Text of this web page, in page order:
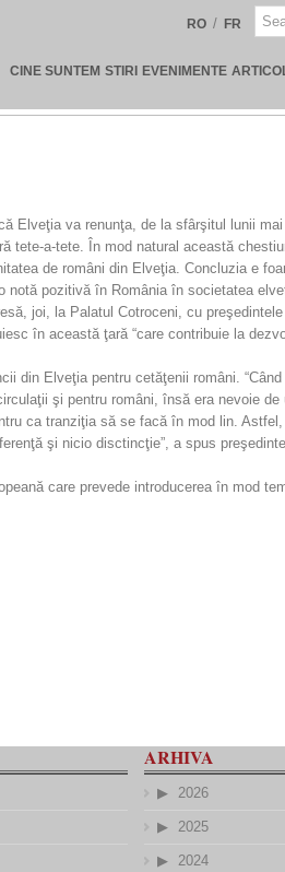
RO / FR
CINE SUNTEM STIRI EVENIMENTE
Elveţia va renunţa, de la sfârşitul lunii
tete-a-tete. În mod natural această
de români din Elveţia. Concluzia e
pozitivă în România în societatea
joi, la Palatul Cotroceni, cu
în această ţară “care contribuie la
din Elveţia pentru cetăţenii români.
şi pentru români, însă era nevoie
ca tranziţia să se facă în mod lin.
şi nicio disctincţie”, a spus
care prevede introducerea în mod
ARHIVA
2026
2025
2024